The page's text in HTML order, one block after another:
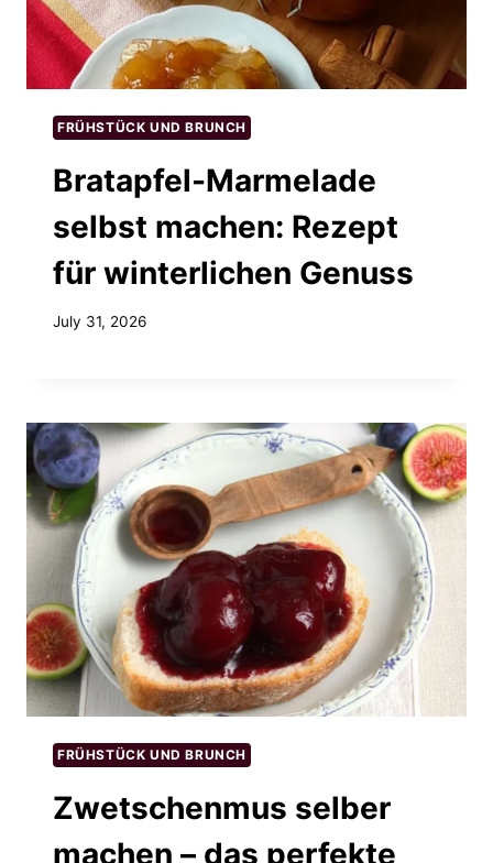
FRÜHSTÜCK UND BRUNCH
Bratapfel-Marmelade
selbst machen: Rezept
für winterlichen Genuss
July 31, 2026
FRÜHSTÜCK UND BRUNCH
Zwetschenmus selber
machen – das perfekte